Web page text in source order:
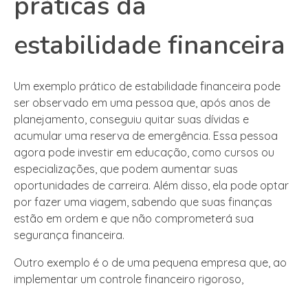
estabilidade financeira
Um exemplo prático de estabilidade financeira pode
ser observado em uma pessoa que, após anos de
planejamento, conseguiu quitar suas dívidas e
acumular uma reserva de emergência. Essa pessoa
agora pode investir em educação, como cursos ou
especializações, que podem aumentar suas
oportunidades de carreira. Além disso, ela pode optar
por fazer uma viagem, sabendo que suas finanças
estão em ordem e que não comprometerá sua
segurança financeira.
Outro exemplo é o de uma pequena empresa que, ao
implementar um controle financeiro rigoroso,